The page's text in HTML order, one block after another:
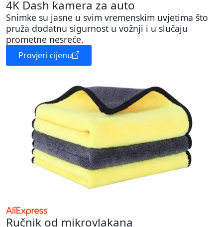
4K Dash kamera za auto
Snimke su jasne u svim vremenskim uvjetima što
pruža dodatnu sigurnost u vožnji i u slučaju
prometne nesreće.
Provjeri cijenu
Ručnik od mikrovlakana